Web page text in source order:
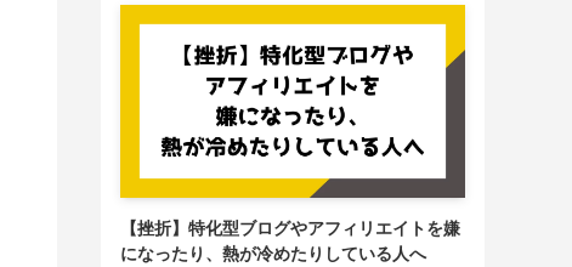
【挫折】特化型ブログやアフィリエイトを嫌
になったり、熱が冷めたりしている人へ